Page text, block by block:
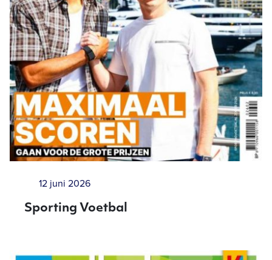
12 juni 2026
Sporting Voetbal